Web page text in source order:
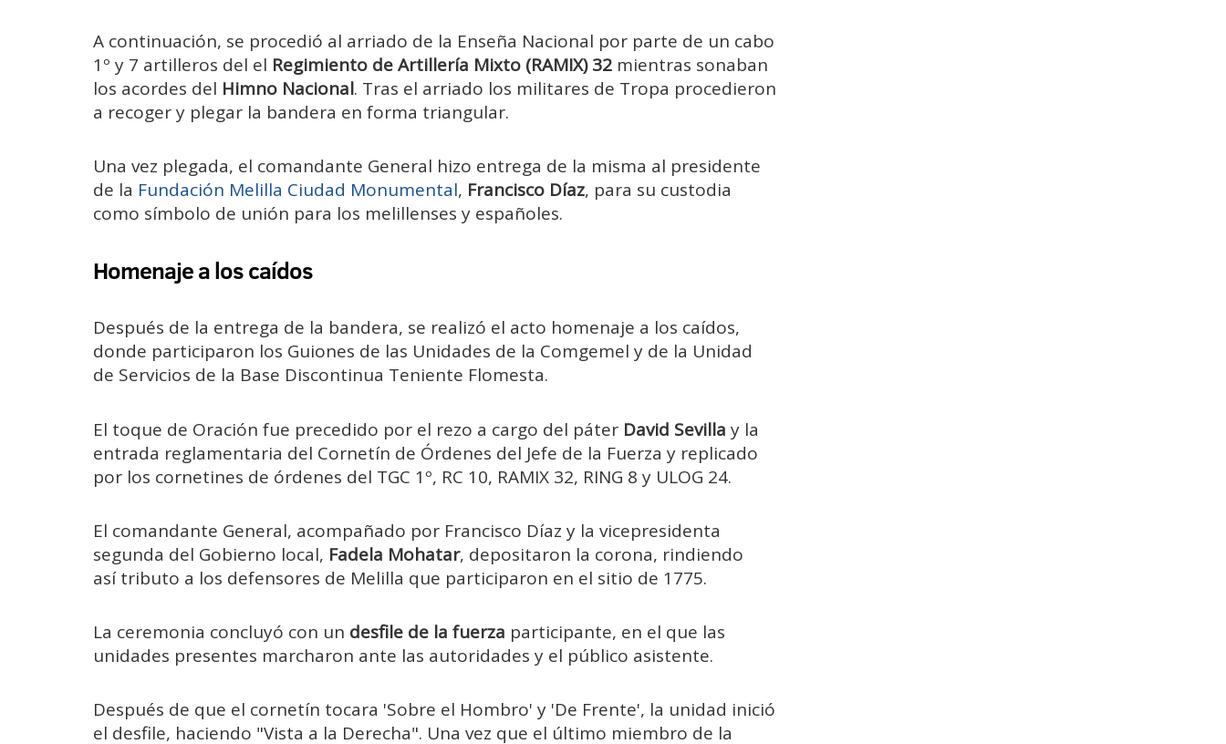
A continuación, se procedió al arriado de la Enseña Nacional por parte de un cabo
1º y 7 artilleros del el Regimiento de Artillería Mixto (RAMIX) 32 mientras sonaban
los acordes del Himno Nacional. Tras el arriado los militares de Tropa procedieron
a recoger y plegar la bandera en forma triangular.
Una vez plegada, el comandante General hizo entrega de la misma al presidente
de la Fundación Melilla Ciudad Monumental, Francisco Díaz, para su custodia
como símbolo de unión para los melillenses y españoles.
Homenaje a los caídos
Después de la entrega de la bandera, se realizó el acto homenaje a los caídos,
donde participaron los Guiones de las Unidades de la Comgemel y de la Unidad
de Servicios de la Base Discontinua Teniente Flomesta.
El toque de Oración fue precedido por el rezo a cargo del páter David Sevilla y la
entrada reglamentaria del Cornetín de Órdenes del Jefe de la Fuerza y replicado
por los cornetines de órdenes del TGC 1º, RC 10, RAMIX 32, RING 8 y ULOG 24.
El comandante General, acompañado por Francisco Díaz y la vicepresidenta
segunda del Gobierno local, Fadela Mohatar, depositaron la corona, rindiendo
así tributo a los defensores de Melilla que participaron en el sitio de 1775.
La ceremonia concluyó con un desfile de la fuerza participante, en el que las
unidades presentes marcharon ante las autoridades y el público asistente.
Después de que el cornetín tocara 'Sobre el Hombro' y 'De Frente', la unidad inició
el desfile, haciendo "Vista a la Derecha". Una vez que el último miembro de la